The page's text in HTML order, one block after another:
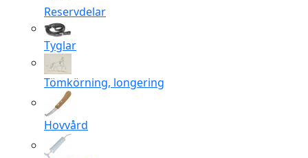
Reservdelar
Tyglar
Tömkörning, longering
Hovvård